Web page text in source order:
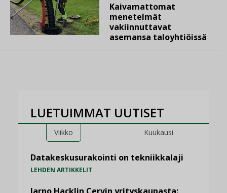
Kaivamattomat
menetelmät
vakiinnuttavat
asemansa taloyhtiöissä
LUETUIMMAT UUTISET
Viikko Kuukausi
Datakeskusurakointi on tekniikkalaji
LEHDEN ARTIKKELIT